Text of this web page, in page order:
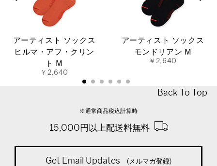
アーティスト ソックス
ヒルマ・アフ・クリン
ト M
￥2,640
アーティスト ソックス
モンドリアン M
￥2,640
Back To Top
※通常商品税込計算時
15,000円以上配送料無料
Get Email Updates (メルマガ登録)